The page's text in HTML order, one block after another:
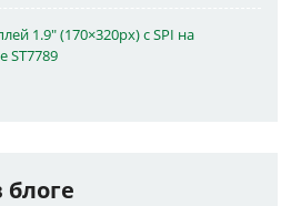
1.9" (170×320px) с SPI на
ST7789